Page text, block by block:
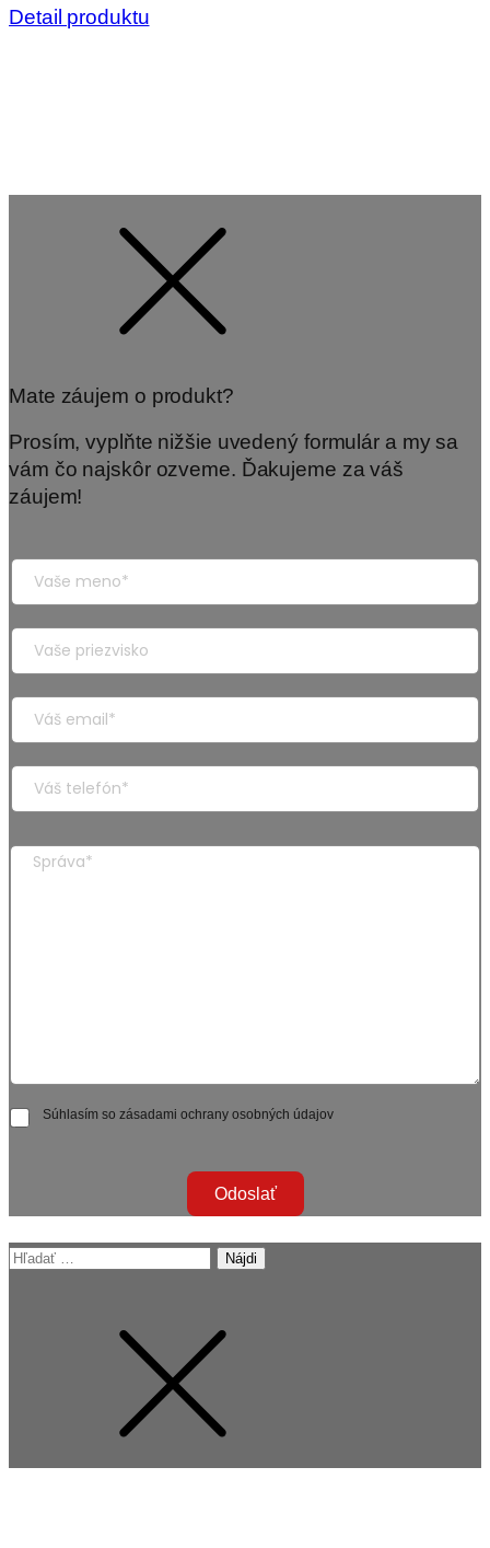
Detail produktu
Mate záujem o produkt?
Prosím, vyplňte nižšie uvedený formulár a my sa
vám čo najskôr ozveme. Ďakujeme za váš
záujem!
Súhlasím so zásadami ochrany osobných údajov
Odoslať
Hľadať: